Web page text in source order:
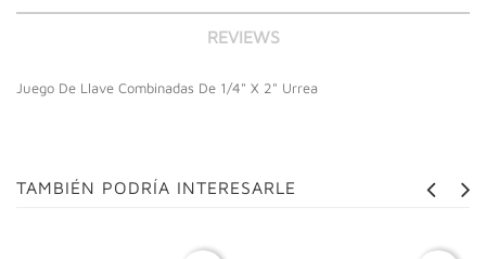
REVIEWS
Juego De Llave Combinadas De 1/4" X 2" Urrea
TAMBIÉN PODRÍA INTERESARLE